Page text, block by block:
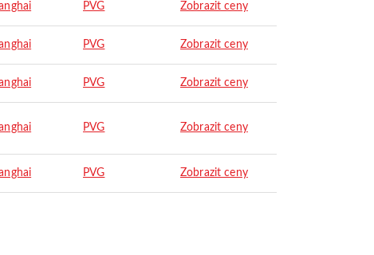
PVG Zobrazit ceny
PVG Zobrazit ceny
PVG Zobrazit ceny
PVG Zobrazit ceny
PVG Zobrazit ceny